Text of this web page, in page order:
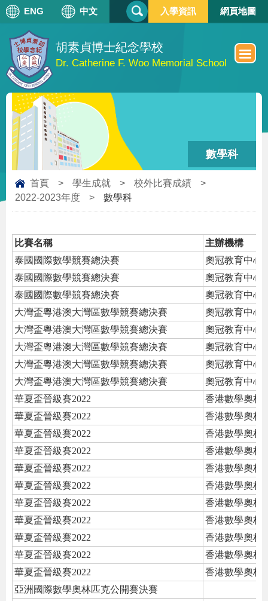
胡素貞博士紀念學校
Dr. Catherine F. Woo Memorial School
ENG 中文 搜
尋
單
入學資訊 網頁地圖
數學科
首頁 > 學生成就 > 校外比賽成績
>
2022-2023年度
> 數學科
比賽名稱
主辦機構
泰國國際數學競賽總決賽
奧冠教育中心
泰國國際數學競賽總決賽
奧冠教育中心
泰國國際數學競賽總決賽
奧冠教育中心
大灣盃粵港澳大灣區數學競賽總決賽
奧冠教育中心
大灣盃粵港澳大灣區數學競賽總決賽
奧冠教育中心
大灣盃粵港澳大灣區數學競賽總決賽
奧冠教育中心
大灣盃粵港澳大灣區數學競賽總決賽
奧冠教育中心
大灣盃粵港澳大灣區數學競賽總決賽
奧冠教育中心
華夏盃晉級賽2022
香港數學奧林
華夏盃晉級賽2022
香港數學奧林
華夏盃晉級賽2022
香港數學奧林
華夏盃晉級賽2022
香港數學奧林
華夏盃晉級賽2022
香港數學奧林
華夏盃晉級賽2022
香港數學奧林
華夏盃晉級賽2022
香港數學奧林
華夏盃晉級賽2022
香港數學奧林
華夏盃晉級賽2022
香港數學奧林
華夏盃晉級賽2022
香港數學奧林
華夏盃晉級賽2022
香港數學奧林
亞洲國際數學奧林匹克公開賽決賽